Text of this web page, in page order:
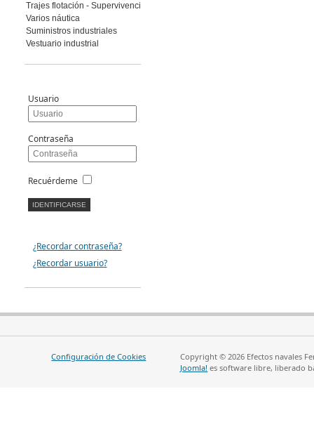
Trajes flotación - Supervivencia
Varios náutica
Suministros industriales
Vestuario industrial
Usuario
Contraseña
Recuérdeme
¿Recordar contraseña?
¿Recordar usuario?
Configuración de Cookies
Copyright © 2026 Efectos navales
Joomla! es software libre, liberado